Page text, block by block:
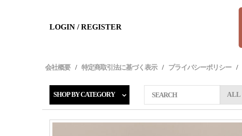
LOGIN / REGISTER
会社概要 特定商取引法に基づく表示 プライバシーポリシー
SHOP BY CATEGORY SEARCH